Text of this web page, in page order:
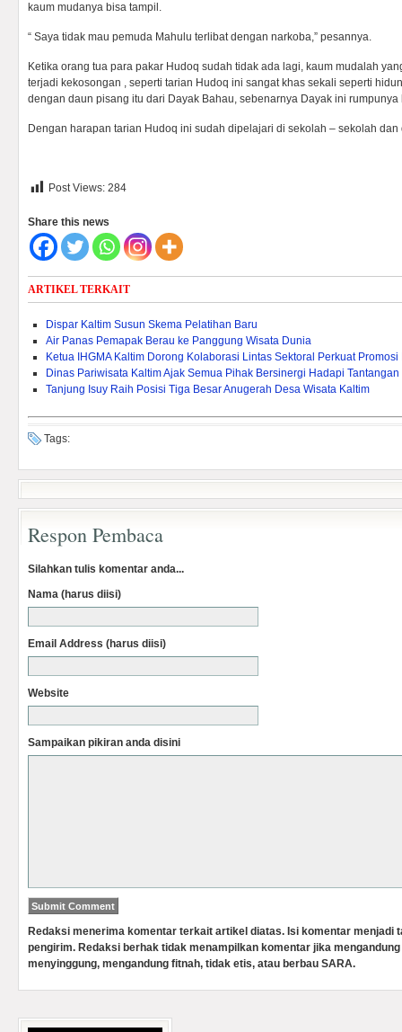
kaum mudanya bisa tampil.
“ Saya tidak mau pemuda Mahulu terlibat dengan narkoba,” pesannya.
Ketika orang tua para pakar Hudoq sudah tidak ada lagi, kaum mudalah
terjadi kekosongan , seperti tarian Hudoq ini sangat khas sekali seperti
dengan daun pisang itu dari Dayak Bahau, sebenarnya Dayak ini rumpunya
Dengan harapan tarian Hudoq ini sudah dipelajari di sekolah – sekolah
Post Views: 284
Share this news
ARTIKEL TERKAIT
Dispar Kaltim Susun Skema Pelatihan Baru
Air Panas Pemapak Berau ke Panggung Wisata Dunia
Ketua IHGMA Kaltim Dorong Kolaborasi Lintas Sektoral Perkuat
Dinas Pariwisata Kaltim Ajak Semua Pihak Bersinergi Hadapi Tantangan
Tanjung Isuy Raih Posisi Tiga Besar Anugerah Desa Wisata Kaltim
Tags:
Respon Pembaca
Silahkan tulis komentar anda...
Nama (harus diisi)
Email Address (harus diisi)
Website
Sampaikan pikiran anda disini
Redaksi menerima komentar terkait artikel diatas. Isi komentar menjadi
pengirim. Redaksi berhak tidak menampilkan komentar jika
menyinggung, mengandung fitnah, tidak etis, atau berbau SARA.